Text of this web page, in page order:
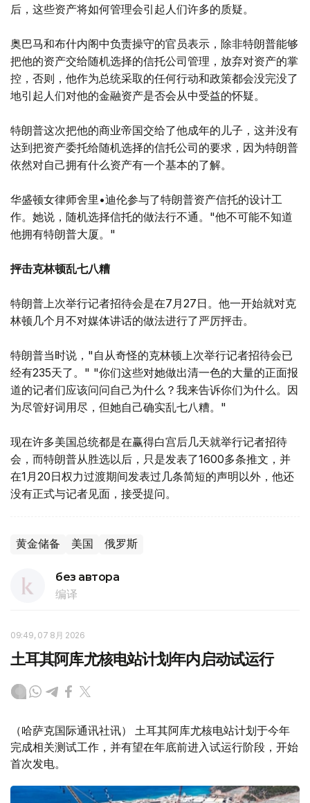
后，这些资产将如何管理会引起人们许多的质疑。
奥巴马和布什内阁中负责操守的官员表示，除非特朗普能够
把他的资产交给随机选择的信托公司管理，放弃对资产的掌
控，否则，他作为总统采取的任何行动和政策都会没完没了
地引起人们对他的金融资产是否会从中受益的怀疑。
特朗普这次把他的商业帝国交给了他成年的儿子，这并没有
达到把资产委托给随机选择的信托公司的要求，因为特朗普
依然对自己拥有什么资产有一个基本的了解。
华盛顿女律师舍里•迪伦参与了特朗普资产信托的设计工
作。她说，随机选择信托的做法行不通。"他不可能不知道
他拥有特朗普大厦。"
抨击克林顿乱七八糟
特朗普上次举行记者招待会是在7月27日。他一开始就对克
林顿几个月不对媒体讲话的做法进行了严厉抨击。
特朗普当时说，"自从奇怪的克林顿上次举行记者招待会已
经有235天了。" "你们这些对她做出清一色的大量的正面报
道的记者们应该问问自己为什么？我来告诉你们为什么。因
为尽管好词用尽，但她自己确实乱七八糟。"
现在许多美国总统都是在赢得白宫后几天就举行记者招待
会，而特朗普从胜选以后，只是发表了1600多条推文，并
在1月20日权力过渡期间发表过几条简短的声明以外，他还
没有正式与记者见面，接受提问。
黄金储备 美国 俄罗斯
без автора
编译
09:49, 07 8月 2026
土耳其阿库尤核电站计划年内启动试运行
（哈萨克国际通讯社讯） 土耳其阿库尤核电站计划于今年
完成相关测试工作，并有望在年底前进入试运行阶段，开始
首次发电。